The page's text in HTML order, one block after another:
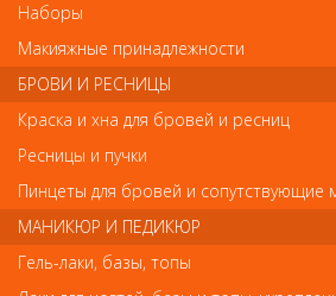
Средство интенсивно смягчает и
им невероятный объём и бриллиантовый
Профессиональная формула шампуня
очищающее воздействие на волосы и
чувствительную кожу головы.
Активные компоненты средства
увлажнение и питание фибры волос,
прядь полноценным питанием.
Отзывы
Наборы
Макияжные принадлежности
БРОВИ И РЕСНИЦЫ
Краска и хна для бровей и ресниц
Ресницы и пучки
Пинцеты для бровей и сопутствующие
МАНИКЮР И ПЕДИКЮР
Гель-лаки, базы, топы